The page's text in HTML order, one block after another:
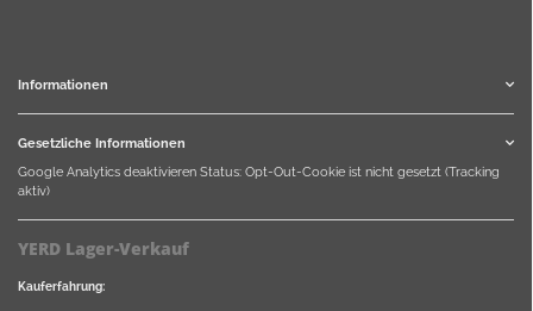
Informationen
Gesetzliche Informationen
Google Analytics deaktivieren Status: Opt-Out-Cookie ist nicht gesetzt (Tracking
aktiv)
YERD Lager-Verkauf
Kauferfahrung: